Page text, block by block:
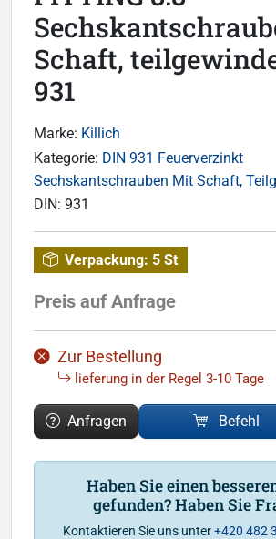
Schaft,
931
Marke: Killich
Kategorie: DIN 931 Feuerverzinkt
Sechskantschrauben Mit Schaft,
DIN: 931
Verpackung: 5 St
Preis auf Anfrage
Zur Bestellung
lieferung in der Regel 3-10 Tage
Anfragen Befehl
Haben Sie einen
gefunden? Haben Sie
Kontaktieren Sie uns unter+420 482